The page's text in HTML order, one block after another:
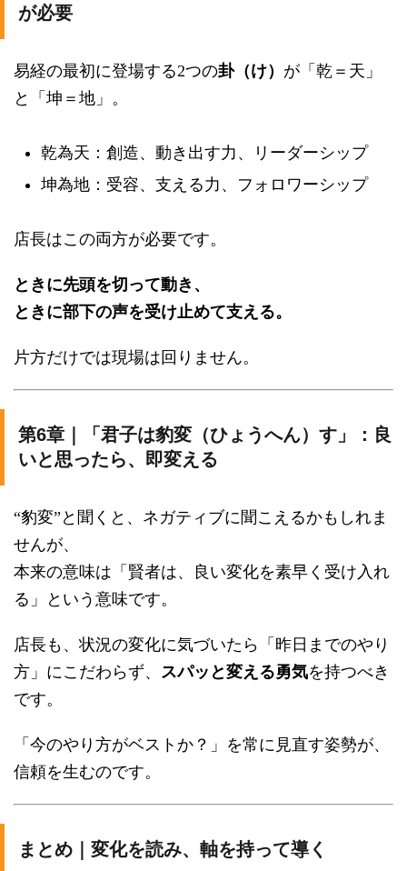
が必要
易経の最初に登場する2つの卦（け） が「乾＝天」
と「坤＝地」。
乾為天：創造、動き出す力、リーダーシップ
坤為地：受容、支える力、フォロワーシップ
店長はこの両方が必要です。
ときに先頭を切って動き、
ときに部下の声を受け止めて支える。
片方だけでは現場は回りません。
第6章｜「君子は豹変（ひょうへん）す」：良
いと思ったら、即変える
“豹変”と聞くと、ネガティブに聞こえるかもしれま
せんが、
本来の意味は「賢者は、良い変化を素早く受け入れ
る」という意味です。
店長も、状況の変化に気づいたら「昨日までのやり
方」にこだわらず、 スパッと変える勇気を持つべき
です。
「今のやり方がベストか？」を常に見直す姿勢が、
信頼を生むのです。
まとめ｜変化を読み、軸を持って導く